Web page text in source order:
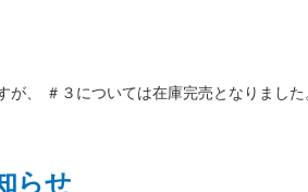
が、 ＃３については在庫完売となりま
らせ